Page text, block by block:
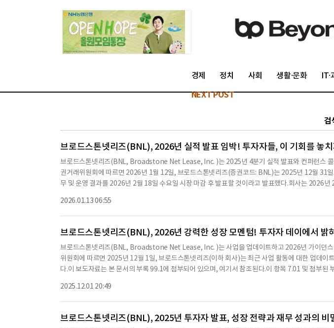
경제 정치 사회 생활·문화
NEXT POST
검
브로드스톤넷리즈(BNL), 2026년 실적 발표 임박! 투자자들, 이 기회를 놓
브로드스톤넷리즈(BNL, Broadstone Net Lease, Inc. )는 2025년 4분기 실적 발표와 컨퍼런스 콜
권거래위원회에 따르면 2026년 1월 12일, 브로드스톤넷리즈(증권코드: BNL)는 2025년 12월 31일
무 및 운영 결과를 2026년 2월 18일 수요일 시장 마감 후 발표할 것이라고 발표했다.회사는 2026년
attendee/945442806를 방문하면 된다.전화로 듣기를 원하는 경우, 미국 참가자는 1-833-470-
83(지역)로 전화하여 접근 코드 674510을 입력하면 된다.국제 접속 번호는 https://
obal-numbers?confId=94099에서 확인할 수 있다.컨퍼런스 콜 웹캐스트의 재생은 라이브 방송 종
을 통해 재생을 듣고 싶다면 https://investors.bnl.broadstone.com를 방문하면 된다.브로드스톤
업용 부동산에 장기 임대되는 산업 중심의 다각화된 넷 리스 REIT로, 2025년 9월 30일 기준으로 44
759개의 개별 넷 리스 상업용 부동산으로 구성된 포트폴리오를 보유하고 있다.이 보도자료에는
증권거래법 제21E조의 의미 내에서 '전망' 진술이 포함되어 있으며, 이 진술은 회사의 계획, 전략 및
2026.01.13 06:55
브로드스톤넷리즈(BNL), 2026년 강력한 성장 모멘텀! 투자자 데이에서 밝
브로드스톤넷리즈(BNL, Broadstone Net Lease, Inc. )는 사업을 업데이트하고 2026년 가이던스
위원회에 따르면 2025년 12월 1일, 브로드스톤넷리즈(이하 회사)는 최근 사업 활동에 대한 업데이
다.이 보도자료는 본 문서의 부록 99.1에 첨부되어 있으며, 여기서 참조된다.이 항목 7.01 및 첨부된
않는다.또한, 이러한 정보는 증권거래법 또는 1933년 증권법에 따른 제출물에 참조로 포함된 것으로
년 12월 1일 기준으로 최근 사업 활동에 대한 업데이트를 제공하고 2026 회계연도에 대한 초기 가
존 모레인(John Moragne)은 "우리는 2026년을 강력한 모멘텀과 명확한 비전을 가지고 시작하고
계적인 실행과 맞춤형 파이프라인의 강점이 결합되어, 최근 세입자 관련 뉴스에도 불구하고 2025년
2025.12.01 20:49
브로드스톤넷리즈(BNL), 2025년 투자자 발표, 성장 전략과 재무 성과의 비